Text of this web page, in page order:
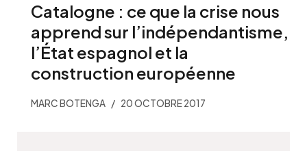
Catalogne : ce que la crise nous
apprend sur l’indépendantisme,
l’État espagnol et la
construction européenne
MARC BOTENGA 20 OCTOBRE 2017